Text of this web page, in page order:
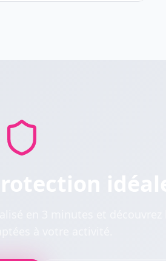
idéale